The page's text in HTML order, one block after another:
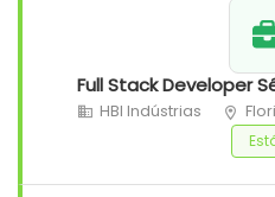
Full Stack Developer
HBI Indústrias